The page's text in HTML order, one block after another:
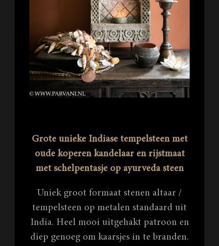
Grote unieke Indiase tempelsteen met
oude koperen kandelaar en rijstmaat
met schelpentasje op ayurveda steen
Uniek groot formaat stenen altaar /
tempelsteen op metalen standaard uit
India. Heel mooi uitgehakt patroon en
diep genoeg om kaarsjes in te branden.